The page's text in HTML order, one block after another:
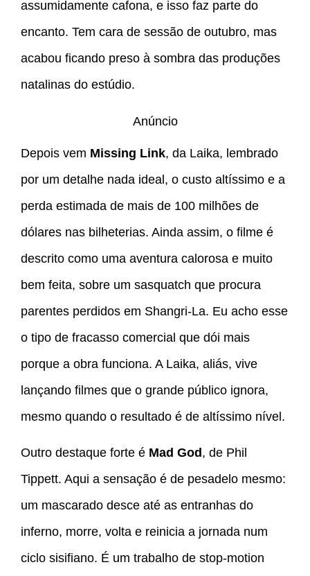
assumidamente cafona, e isso faz parte do
encanto. Tem cara de sessão de outubro, mas
acabou ficando preso à sombra das produções
natalinas do estúdio.
Anúncio
Depois vem Missing Link, da Laika, lembrado
por um detalhe nada ideal, o custo altíssimo e a
perda estimada de mais de 100 milhões de
dólares nas bilheterias. Ainda assim, o filme é
descrito como uma aventura calorosa e muito
bem feita, sobre um sasquatch que procura
parentes perdidos em Shangri-La. Eu acho esse
o tipo de fracasso comercial que dói mais
porque a obra funciona. A Laika, aliás, vive
lançando filmes que o grande público ignora,
mesmo quando o resultado é de altíssimo nível.
Outro destaque forte é Mad God, de Phil
Tippett. Aqui a sensação é de pesadelo mesmo:
um mascarado desce até as entranhas do
inferno, morre, volta e reinicia a jornada num
ciclo sisifiano. É um trabalho de stop-motion